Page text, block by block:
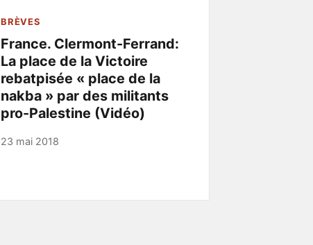
BRÈVES
France. Clermont-Ferrand:
La place de la Victoire
rebatpisée « place de la
nakba » par des militants
pro-Palestine (Vidéo)
23 mai 2018